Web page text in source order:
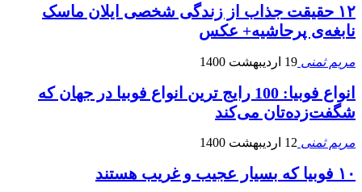
۱۲ حقیقت جذاب از زندگی شخصی ایلان ماسک
نابغه‌ی پرحاشیه+ عکس
مریم ثمنی 19 اردیبهشت 1400
انواع فوبیا: 100 رایج ترین انواع فوبیا در جهان که
شگفت‌زده‌تان می‌کند
مریم ثمنی 12 اردیبهشت 1400
۱۰ فوبیا که بسیار عجیب و غریب هستند